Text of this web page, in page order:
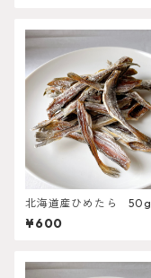
北海道産ひめたら 50g
¥600